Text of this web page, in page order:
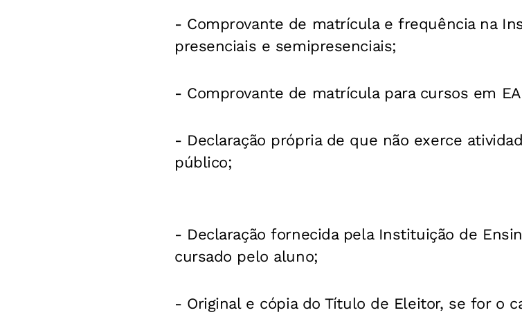
- Comprovante de matrícula e frequência na
presenciais e semipresenciais;
- Comprovante de matrícula para cursos em
- Declaração própria de que não exerce
público;
- Declaração fornecida pela Instituição de
cursado pelo aluno;
- Original e cópia do Título de Eleitor, se for o